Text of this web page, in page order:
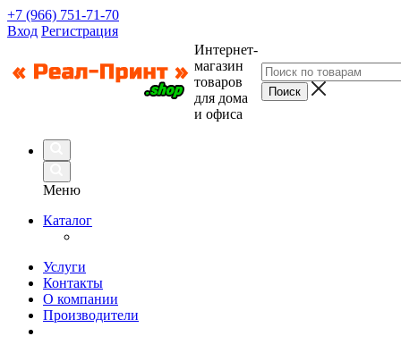
+7 (966) 751-71-70
Вход Регистрация
Интернет-
магазин
товаров
для дома
и офиса
Меню
Каталог
Услуги
Контакты
О компании
Производители